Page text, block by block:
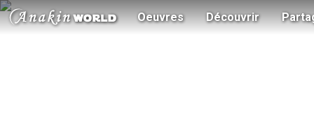
Oeuvres Découvrir